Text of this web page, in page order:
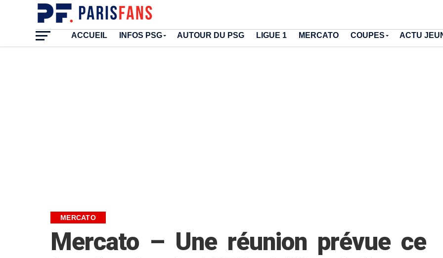
ACCUEIL INFOS PSG AUTOUR DU PSG LIGUE 1 MERCATO COUPES ACTU
MERCATO
Mercato – Une réunion prévue ce